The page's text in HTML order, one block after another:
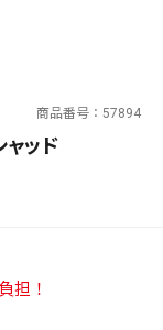
商品番号 57894
ッド
担！